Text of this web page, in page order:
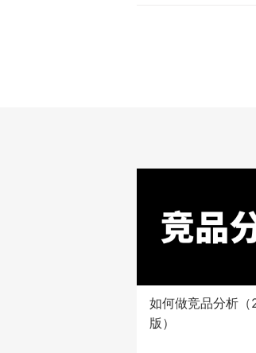
如何做竞品分析
版）